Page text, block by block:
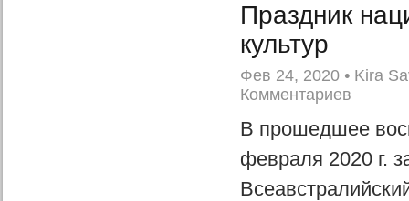
Праздник
культур
Фев 24, 2020 • Kira
Комментариев
В прошедшее
февраля 2020 г.